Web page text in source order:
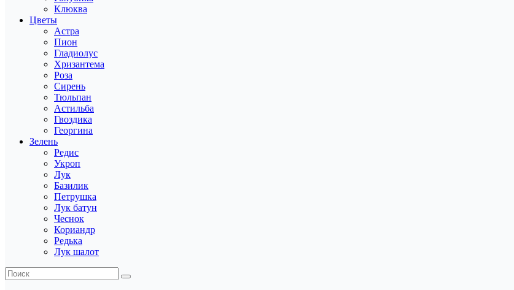
Клюква
Цветы
Астра
Пион
Гладиолус
Хризантема
Роза
Сирень
Тюльпан
Астильба
Гвоздика
Георгина
Зелень
Редис
Укроп
Лук
Базилик
Петрушка
Лук батун
Чеснок
Кориандр
Редька
Лук шалот